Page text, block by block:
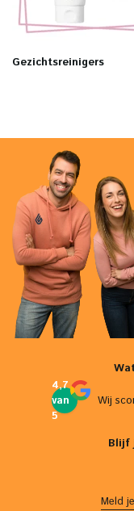
Gezichtsreinigers
4,7
van
5
Wij
Blijf
Meld